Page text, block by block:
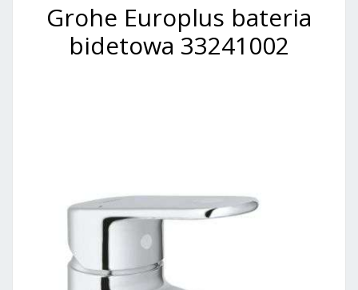
Grohe Europlus bateria
bidetowa 33241002